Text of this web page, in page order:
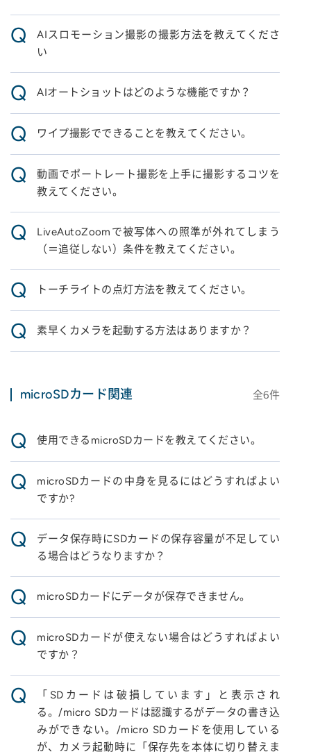
Q
AIスロモーション撮影の撮影方法を教えてくださ
い
Q AIオートショットはどのような機能ですか？
Q ワイプ撮影でできることを教えてください。
Q
動画でポートレート撮影を上手に撮影するコツを
教えてください。
Q
LiveAutoZoomで被写体への照準が外れてしまう
（＝追従しない）条件を教えてください。
Q トーチライトの点灯方法を教えてください。
Q 素早くカメラを起動する方法はありますか？
microSDカード関連 全6件
Q 使用できるmicroSDカードを教えてください。
Q
microSDカードの中身を見るにはどうすればよい
ですか?
Q
データ保存時にSDカードの保存容量が不足してい
る場合はどうなりますか？
Q microSDカードにデータが保存できません。
Q
microSDカードが使えない場合はどうすればよい
ですか？
Q
「SDカードは破損しています」と表示され
る。/micro SDカードは認識するがデータの書き込
みができない。/micro SDカードを使用している
が、カメラ起動時に「保存先を本体に切り替えま